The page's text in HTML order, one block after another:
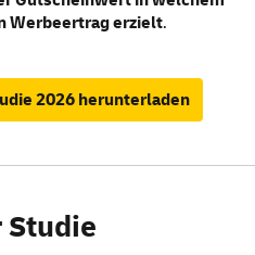
Werbeertrag erzielt.
2026 herunterladen
Studie